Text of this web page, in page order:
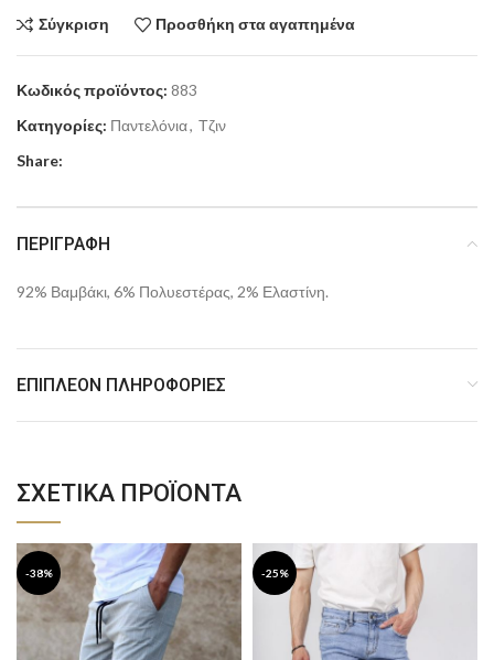
Σύγκριση Προσθήκη στα αγαπημένα
Κωδικός προϊόντος: 883
Κατηγορίες: Παντελόνια, Τζιν
Share:
ΠΕΡΙΓΡΑΦΉ
92% Βαμβάκι, 6% Πολυεστέρας, 2% Ελαστίνη.
ΕΠΙΠΛΈΟΝ ΠΛΗΡΟΦΟΡΊΕΣ
ΣΧΕΤΙΚΆ ΠΡΟΪΌΝΤΑ
-38% -25%